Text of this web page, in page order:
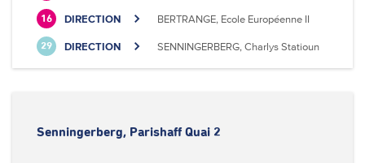
16 DIRECTION BERTRANGE, Ecole Européenne II
29 DIRECTION SENNINGERBERG, Charlys Statioun
Senningerberg, Parishaff Quai 2